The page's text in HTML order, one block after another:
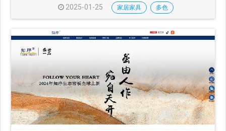
2025-01-25 家居家具 多色